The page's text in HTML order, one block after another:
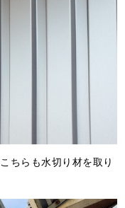
ちらも水切り材を取り